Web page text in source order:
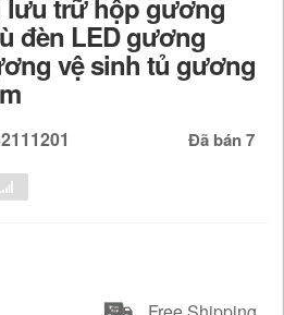
lưu trữ hộp gương
đèn LED gương
vệ sinh tủ gương
Đã bán 7